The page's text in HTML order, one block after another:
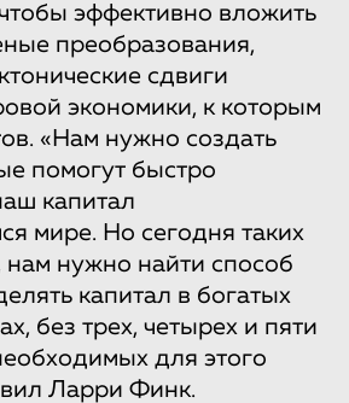
эффективно вложить
преобразования,
сдвиги
экономики, к которым
«Нам нужно создать
помогут быстро
капитал
мире. Но сегодня таких
нам нужно найти способ
капитал в богатых
без трех, четырех и пяти
для этого
Ларри Финк.